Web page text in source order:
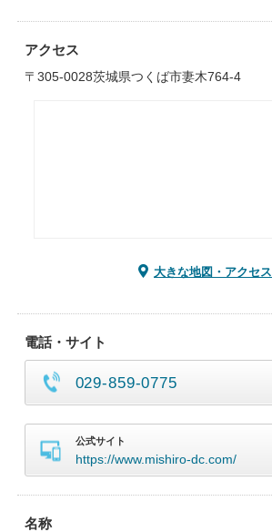
アクセス
〒305-0028茨城県つくば市妻木764-4
大きな地図・アクセス
電話・サイト
029-859-0775
公式サイト
https://www.mishiro-dc.com/
名称